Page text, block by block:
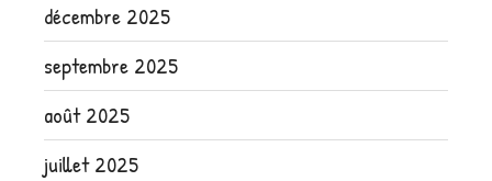
décembre 2025
septembre 2025
août 2025
juillet 2025